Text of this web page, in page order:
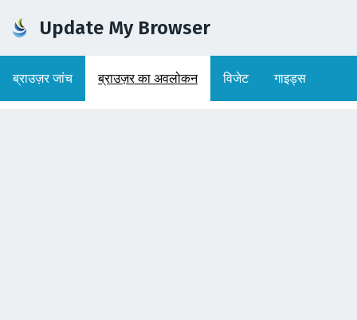
Update My Browser
ब्राउज़र जांच ब्राउज़र का अवलोकन विजेट गाइड्स